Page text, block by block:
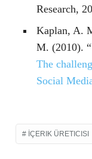
Research,
Kaplan, A.
M. (2010). “
The
Social
İÇERIK ÜRETICISI